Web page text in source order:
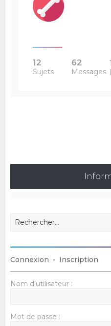
12
Sujets
62
Messages
Connexion • Inscription
Nom d’utilisateur :
Mot de passe :